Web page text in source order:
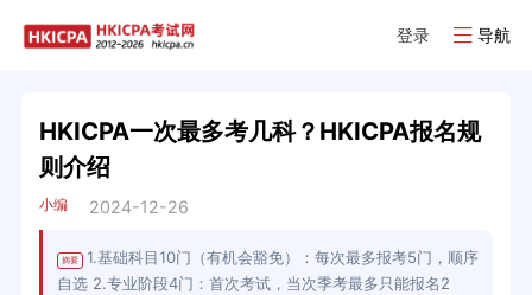
登录 导航
HKICPA一次最多考几科？HKICPA报名规
则介绍
小编 2024-12-26
摘要
1.基础科目10门（有机会豁免）：每次最多报考5门，顺序
自选 2.专业阶段4门：首次考试，当次季考最多只能报名2